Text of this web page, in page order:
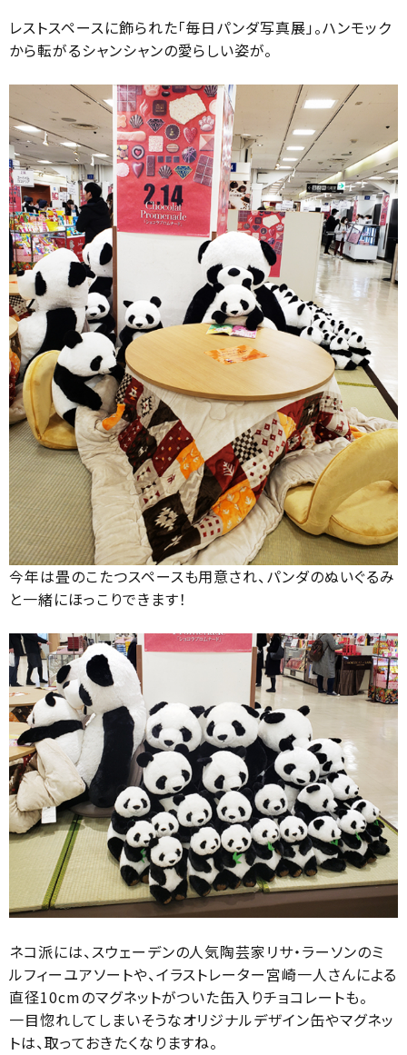
レストスペースに飾られた「毎日パンダ写真展」。ハンモック
から転がるシャンシャンの愛らしい姿が。
今年は畳のこたつスペースも用意され、パンダのぬいぐるみ
と一緒にほっこりできます！
ネコ派には、スウェーデンの人気陶芸家リサ・ラーソンのミ
ルフィーユアソートや、イラストレーター宮崎一人さんによる
直径10cmのマグネットがついた缶入りチョコレートも。
一目惚れしてしまいそうなオリジナルデザイン缶やマグネッ
トは、取っておきたくなりますね。